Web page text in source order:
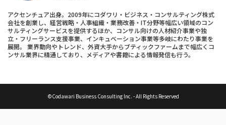
アクセンチュア出身。2009年にコダワリ・ビジネス・コンサルティング株式
会社を創業し、経営戦略・人事組織・業務改善・IT分野等幅広い領域のコン
サルティングサービスを提供するほか、コンサル向けの人材紹介事業や独
立・フリーランス支援事業、インキュベーション事業等多岐にわたり事業を
展開。 業界動向やトレンド、外資大手からブティックファームまで幅広くコ
ンサル業界に精通しており、メディアや書籍による情報発信も行う。
©Codawari Business Consulting Inc. - All Rights Reserved